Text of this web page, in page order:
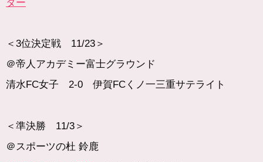
ター
＜3位決定戦 11/23＞
＠帝人アカデミー富士グラウンド
清水FC女子 2-0 伊賀FCくノ一三重サテライト
＜準決勝 11/3＞
＠スポーツの杜 鈴鹿